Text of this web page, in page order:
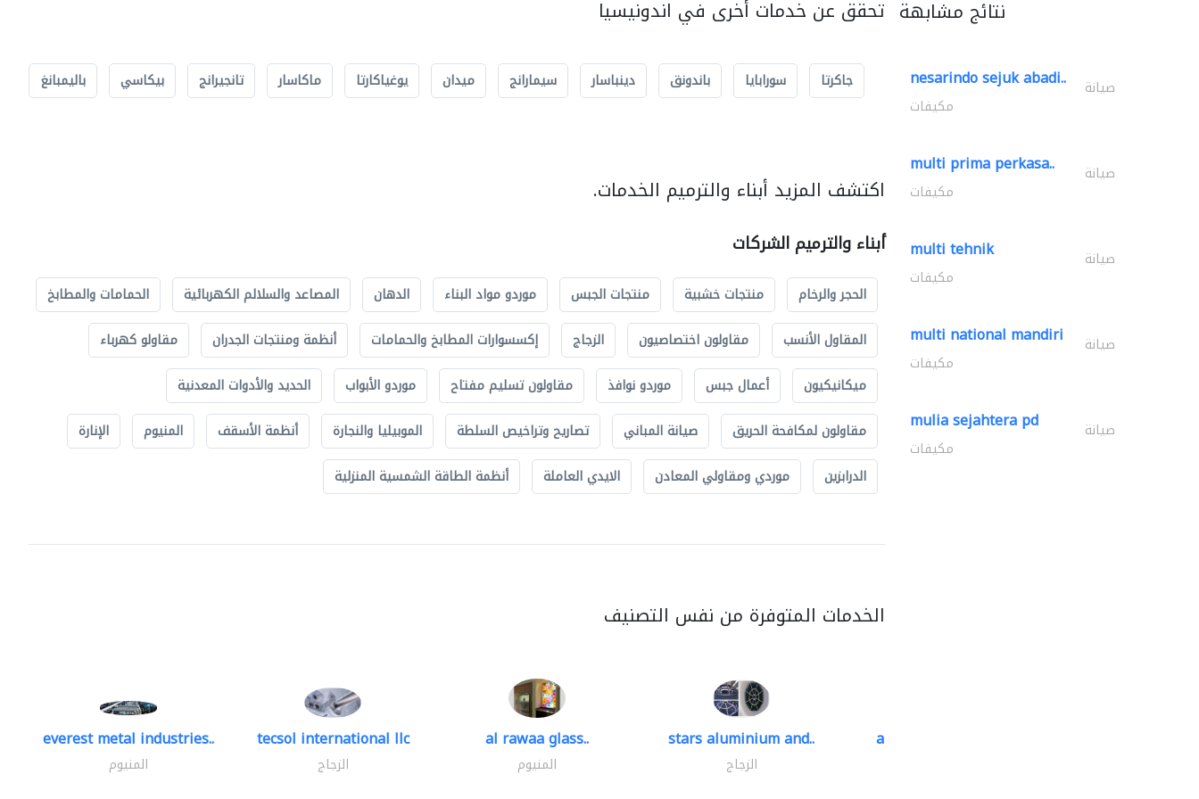
تحقق عن خدمات أخرى في اندونيسيا
جاكرتا سورابايا باندونق دينباسار سيمارانج ميدان يوغياكارتا ماكاسار تانجيرانج بيكاسي باليمبانغ
اكتشف المزيد أبناء والترميم الخدمات.
أبناء والترميم الشركات
الحجر والرخام منتجات خشبية منتجات الجبس موردو مواد البناء الدهان المصاعد والسلالم الكهربائية
الحمامات والمطابخ
المقاول الأنسب
مقاولون اختصاصيون الزجاج إكسسوارات المطابخ والحمامات أنظمة ومنتجات الجدران
مقاولو كهرباء
ميكانيكيون
أعمال جبس موردو نوافذ مقاولون تسليم مفتاح موردو الأبواب
الحديد والأدوات المعدنية
مقاولون لمكافحة الحريق
صيانة المباني تصاريح وتراخيص السلطة الموبيليا والنجارة أنظمة الأسقف المنيوم
الإنارة
الدرابزين
موردي ومقاولي المعادن الايدي العاملة أنظمة الطاقة الشمسية المنزلية
الخدمات المتوفرة من نفس التصنيف
everest metal industries..
المنيوم
tecsol international llc
الزجاج
al rawaa glass..
المنيوم
stars aluminium and..
الزجاج
al barary aluminum..
نتائج مشابهة
nesarindo sejuk abadi.. صيانة
مكيفات
multi prima perkasa.. صيانة
مكيفات
multi tehnik صيانة
مكيفات
multi national mandiri صيانة
مكيفات
mulia sejahtera pd صيانة
مكيفات